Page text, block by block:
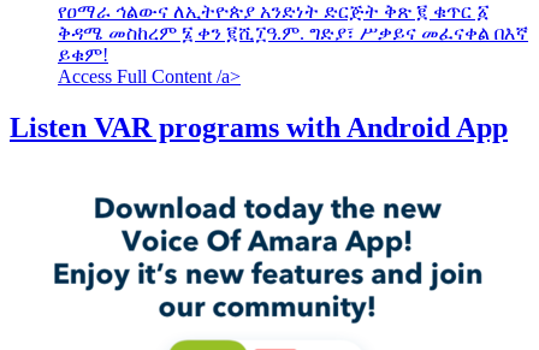
የዐማራ ኅልውና ለኢትዮጵያ አንድነት ድርጅት ቅጽ ፪ ቁጥር ፩
ቅዳሜ መስከረም ፮ ቀን ፪ሺ፲ዓ.ም. ግድያ፣ ሥቃይና መፈናቀል በእኛ
ይቁም!
Access Full Content /a>
Listen VAR programs with Android App